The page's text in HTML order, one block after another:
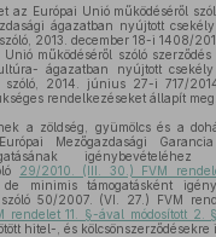
az Európai Unió működéséről
ágazatban nyújtott csekély
2013. december 18-i 1408/
működéséről szóló
ágazatban nyújtott csekély
szóló, 2014. június 27-i 717/
rendelkezéseket állapít meg.
a zöldség, gyümölcs és a
Mezőgazdasági
igénybevételéhez
29/2010. (III. 30.) FVM
minimis támogatásként
50/2007. (VI. 27.) FVM
rendelet 11. §-ával módosított 2.
hitel-, és kölcsönszerződésekre